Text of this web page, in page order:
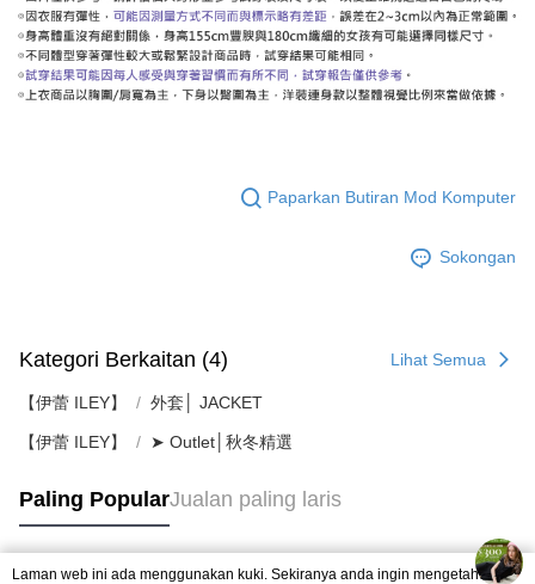
Paparkan Butiran Mod Komputer
Sokongan
Kategori Berkaitan (4) Lihat Semua
【伊蕾 ILEY】 外套│ JACKET
【伊蕾 ILEY】 ➤ Outlet│秋冬精選
Paling PopularJualan paling laris
Laman web ini ada menggunakan kuki. Sekiranya anda ingin mengetahui